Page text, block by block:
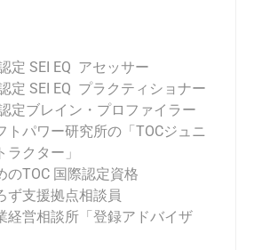
定 SEI EQ アセッサー
定 SEI EQ プラクティショナー
定ブレイン・プロファイラー
トパワー研究所の「TOCジュニ
ラクター」
のTOC 国際認定資格
ず支援拠点相談員
経営相談所「登録アドバイザ